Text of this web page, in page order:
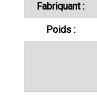
Fabriquant :
Poids :